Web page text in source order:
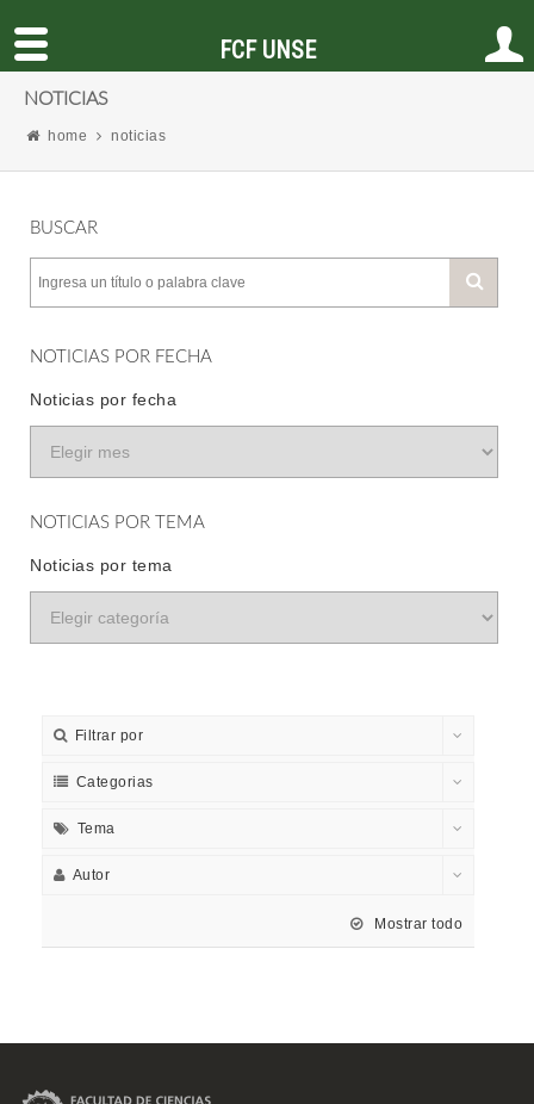
NOTICIAS
home noticias
BUSCAR
NOTICIAS POR FECHA
Noticias por fecha
NOTICIAS POR TEMA
Noticias por tema
Filtrar por
Categorias
Tema
Autor
Mostrar todo
FCF UNSE